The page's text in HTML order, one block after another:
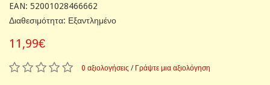
EAN: 52001028466662
Διαθεσιμότητα: Εξαντλημένο
11,99€
0 αξιολογήσεις / Γράψτε μια αξιολόγηση